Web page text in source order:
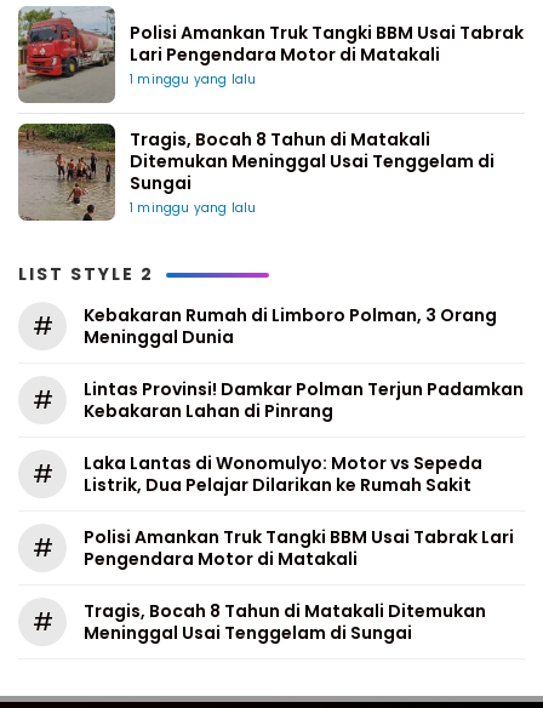
Polisi Amankan Truk Tangki BBM Usai Tabrak
Lari Pengendara Motor di Matakali
1 minggu yang lalu
Tragis, Bocah 8 Tahun di Matakali
Ditemukan Meninggal Usai Tenggelam di
Sungai
1 minggu yang lalu
LIST STYLE 2
#
Kebakaran Rumah di Limboro Polman, 3 Orang
Meninggal Dunia
#
Lintas Provinsi! Damkar Polman Terjun Padamkan
Kebakaran Lahan di Pinrang
#
Laka Lantas di Wonomulyo: Motor vs Sepeda
Listrik, Dua Pelajar Dilarikan ke Rumah Sakit
#
Polisi Amankan Truk Tangki BBM Usai Tabrak Lari
Pengendara Motor di Matakali
#
Tragis, Bocah 8 Tahun di Matakali Ditemukan
Meninggal Usai Tenggelam di Sungai